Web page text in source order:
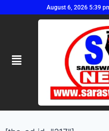
August 6, 2026 5:39